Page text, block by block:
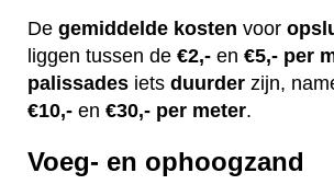
De gemiddelde kosten voor
liggen tussen de €2,- en €5,- per
palissades iets duurder zijn,
€10,- en €30,- per meter.
Voeg- en ophoogzand